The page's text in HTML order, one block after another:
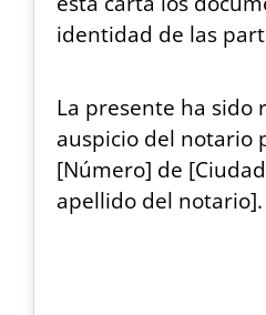
identidad de las
La presente ha sido
auspicio del notario
[Número] de
apellido del notario].